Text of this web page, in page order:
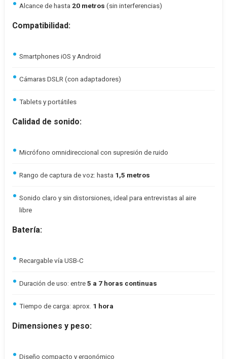
Alcance de hasta 20 metros (sin interferencias)
Compatibilidad:
Smartphones iOS y Android
Cámaras DSLR (con adaptadores)
Tablets y portátiles
Calidad de sonido:
Micrófono omnidireccional con supresión de ruido
Rango de captura de voz: hasta 1,5 metros
Sonido claro y sin distorsiones, ideal para entrevistas al aire
libre
Batería:
Recargable vía USB-C
Duración de uso: entre5 a 7 horas continuas
Tiempo de carga: aprox. 1 hora
Dimensiones y peso:
Diseño compacto y ergonómico